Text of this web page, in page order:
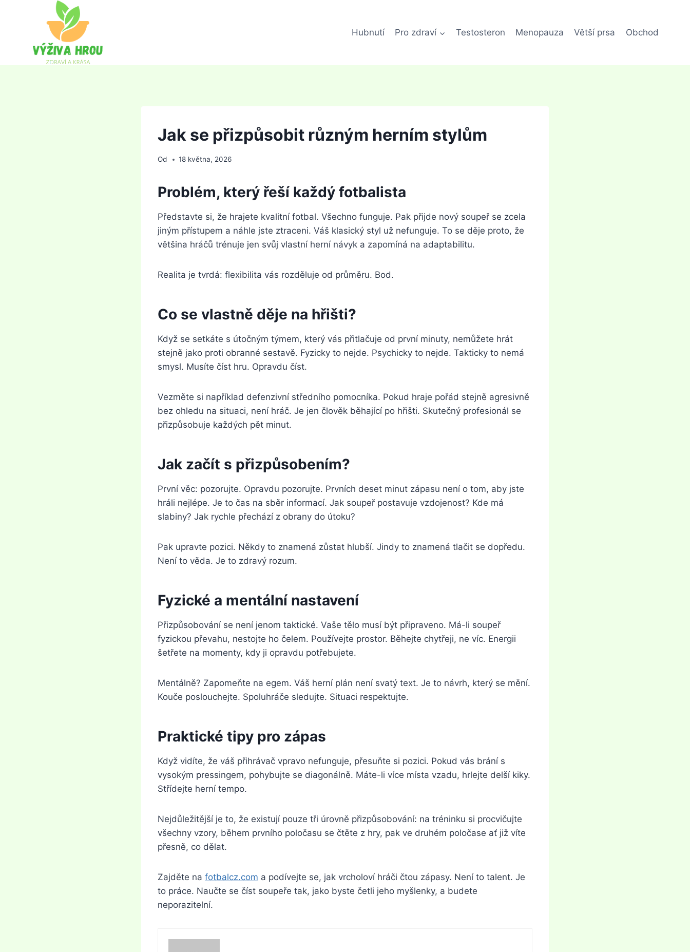
Hubnutí Pro zdraví Testosteron Menopauza Větší prsa Obchod
Jak se přizpůsobit různým herním stylům
Od 18 května, 2026
Problém, který řeší každý fotbalista
Představte si, že hrajete kvalitní fotbal. Všechno funguje. Pak přijde nový soupeř se zcela
jiným přístupem a náhle jste ztraceni. Váš klasický styl už nefunguje. To se děje proto, že
většina hráčů trénuje jen svůj vlastní herní návyk a zapomíná na adaptabilitu.
Realita je tvrdá: flexibilita vás rozděluje od průměru. Bod.
Co se vlastně děje na hřišti?
Když se setkáte s útočným týmem, který vás přitlačuje od první minuty, nemůžete hrát
stejně jako proti obranné sestavě. Fyzicky to nejde. Psychicky to nejde. Takticky to nemá
smysl. Musíte číst hru. Opravdu číst.
Vezměte si například defenzivní středního pomocníka. Pokud hraje pořád stejně agresivně
bez ohledu na situaci, není hráč. Je jen člověk běhající po hřišti. Skutečný profesionál se
přizpůsobuje každých pět minut.
Jak začít s přizpůsobením?
První věc: pozorujte. Opravdu pozorujte. Prvních deset minut zápasu není o tom, aby jste
hráli nejlépe. Je to čas na sběr informací. Jak soupeř postavuje vzdojenost? Kde má
slabiny? Jak rychle přechází z obrany do útoku?
Pak upravte pozici. Někdy to znamená zůstat hlubší. Jindy to znamená tlačit se dopředu.
Není to věda. Je to zdravý rozum.
Fyzické a mentální nastavení
Přizpůsobování se není jenom taktické. Vaše tělo musí být připraveno. Má-li soupeř
fyzickou převahu, nestojte ho čelem. Používejte prostor. Běhejte chytřeji, ne víc. Energii
šetřete na momenty, kdy ji opravdu potřebujete.
Mentálně? Zapomeňte na egem. Váš herní plán není svatý text. Je to návrh, který se mění.
Kouče poslouchejte. Spoluhráče sledujte. Situaci respektujte.
Praktické tipy pro zápas
Když vidíte, že váš přihrávač vpravo nefunguje, přesuňte si pozici. Pokud vás brání s
vysokým pressingem, pohybujte se diagonálně. Máte-li více místa vzadu, hrlejte delší kiky.
Střídejte herní tempo.
Nejdůležitější je to, že existují pouze tři úrovně přizpůsobování: na tréninku si procvičujte
všechny vzory, během prvního poločasu se čtěte z hry, pak ve druhém poločase ať již víte
přesně, co dělat.
Zajděte na fotbalcz.com a podívejte se, jak vrcholoví hráči čtou zápasy. Není to talent. Je
to práce. Naučte se číst soupeře tak, jako byste četli jeho myšlenky, a budete
neporazitelní.